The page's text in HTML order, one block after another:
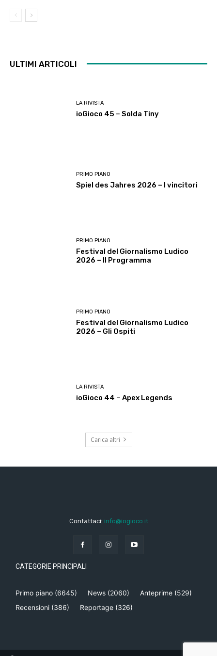
ULTIMI ARTICOLI
LA RIVISTA
ioGioco 45 – Solda Tiny
PRIMO PIANO
Spiel des Jahres 2026 – I vincitori
PRIMO PIANO
Festival del Giornalismo Ludico
2026 – Il Programma
PRIMO PIANO
Festival del Giornalismo Ludico
2026 – Gli Ospiti
LA RIVISTA
ioGioco 44 – Apex Legends
Carica altri
Contattaci: info@iogioco.it
CATEGORIE PRINCIPALI
Primo piano (6645) News (2060) Anteprime (529)
Recensioni (386) Reportage (326)